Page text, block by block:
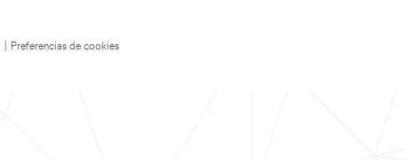
Preferencias de cookies